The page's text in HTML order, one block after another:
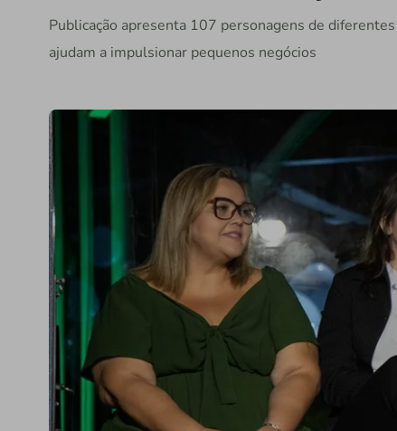
Publicação apresenta 107 personagens de
ajudam a impulsionar pequenos negócios